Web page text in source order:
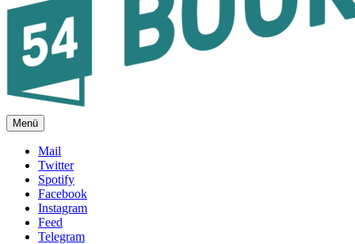
FEUILLETON IM INTERNET
Menü
Mail
Twitter
Spotify
Facebook
Instagram
Feed
Telegram